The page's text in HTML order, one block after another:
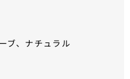
ブ、ナチュラル